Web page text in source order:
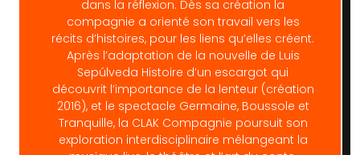
dans la réflexion. Dès sa création la
compagnie a orienté son travail vers les
récits d’histoires, pour les liens qu’elles créent.
Après l’adaptation de la nouvelle de Luis
Sepúlveda Histoire d’un escargot qui
découvrit l’importance de la lenteur (création
2016), et le spectacle Germaine, Boussole et
Tranquille, la CLAK Compagnie poursuit son
exploration interdisciplinaire mélangeant la